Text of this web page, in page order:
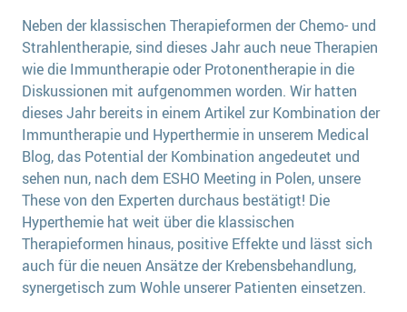
Neben der klassischen Therapieformen der Chemo- und
Strahlentherapie, sind dieses Jahr auch neue Therapien
wie die Immuntherapie oder Protonentherapie in die
Diskussionen mit aufgenommen worden. Wir hatten
dieses Jahr bereits in einem Artikel zur Kombination der
Immuntherapie und Hyperthermie in unserem Medical
Blog, das Potential der Kombination angedeutet und
sehen nun, nach dem ESHO Meeting in Polen, unsere
These von den Experten durchaus bestätigt! Die
Hyperthemie hat weit über die klassischen
Therapieformen hinaus, positive Effekte und lässt sich
auch für die neuen Ansätze der Krebensbehandlung,
synergetisch zum Wohle unserer Patienten einsetzen.